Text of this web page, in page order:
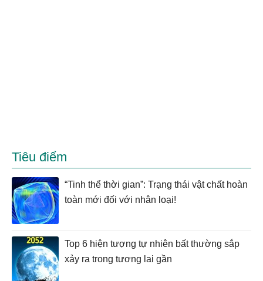
Tiêu điểm
“Tinh thể thời gian”: Trạng thái vật chất hoàn
toàn mới đối với nhân loại!
Top 6 hiện tượng tự nhiên bất thường sắp
xảy ra trong tương lai gần